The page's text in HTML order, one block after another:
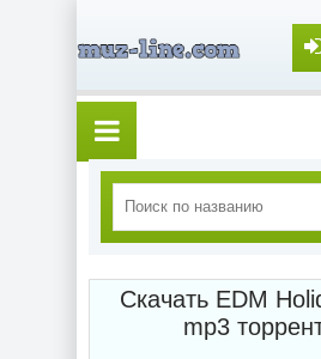
Скачать EDM
mp3